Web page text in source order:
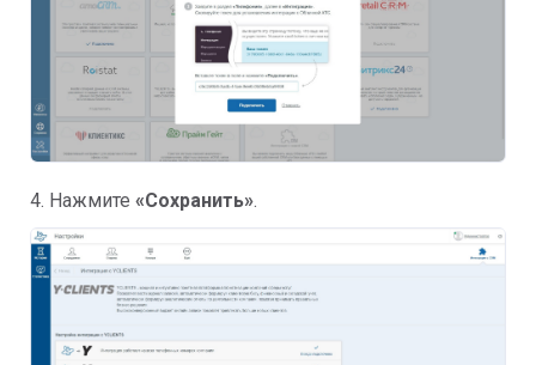
4. Нажмите «Сохранить».